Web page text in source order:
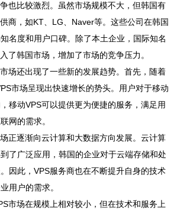
也比较激烈。虽然市场规模不大，但韩国有
商，如KT、LG、Naver等。这些公司在韩国
名度和用户口碑。除了本土企业，国际知名
了韩国市场，增加了市场的竞争压力。
场还出现了一些新的发展趋势。首先，随着
市场呈现出快速增长的势头。用户对于移动
移动VPS可以提供更为便捷的服务，满足用
网的需求。
正逐渐向云计算和大数据方向发展。云计算
了广泛应用，韩国的企业对于云端存储和处
因此，VPS服务商也在不断提升自身的技术
用户的需求。
市场在规模上相对较小，但在技术和服务上